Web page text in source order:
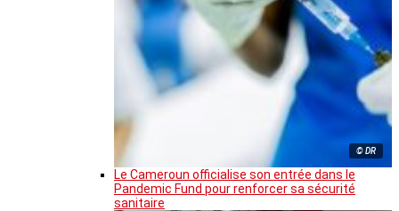
© DR
Le Cameroun officialise son entrée dans le
Pandemic Fund pour renforcer sa sécurité
sanitaire